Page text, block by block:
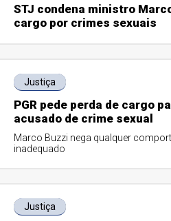
STJ condena ministro
cargo por crimes sexuais
Justiça
PGR pede perda de cargo
acusado de crime sexual
Marco Buzzi nega qualquer
inadequado
Justiça